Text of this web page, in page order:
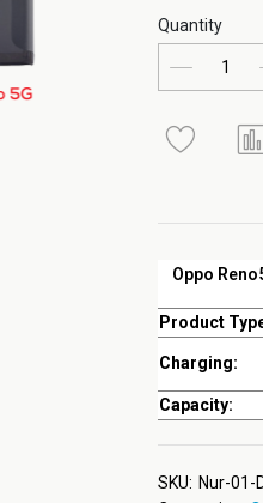
Oppo
Product
Charging:
Capacity:
Quantity
SKU: Nur-01-